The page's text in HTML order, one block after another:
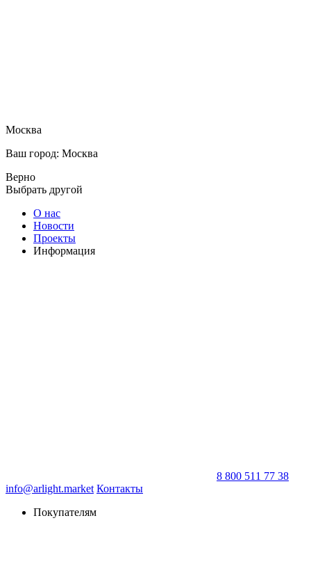
Москва
Ваш город: Москва
Верно
Выбрать другой
О нас
Новости
Проекты
Информация
8 800 511 77 38
info@arlight.market Контакты
Покупателям